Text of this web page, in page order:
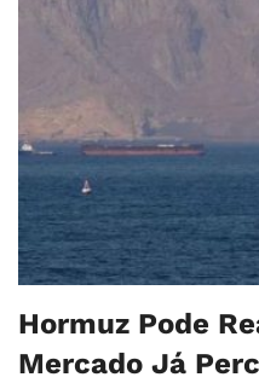
Hormuz Pode
Mercado Já